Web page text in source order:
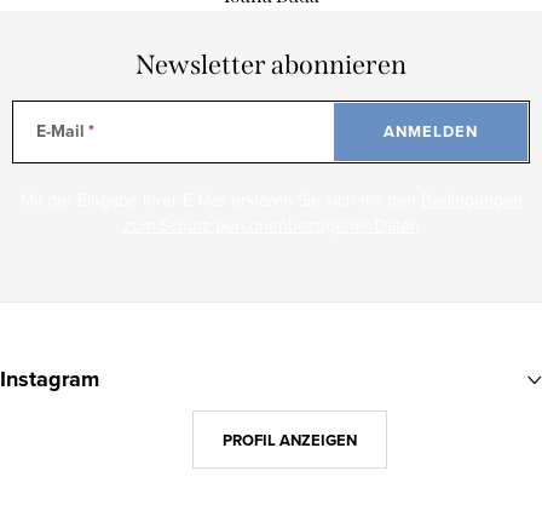
Newsletter abonnieren
E-Mail ANMELDEN
uInstagram
PROFIL ANZEIGEN